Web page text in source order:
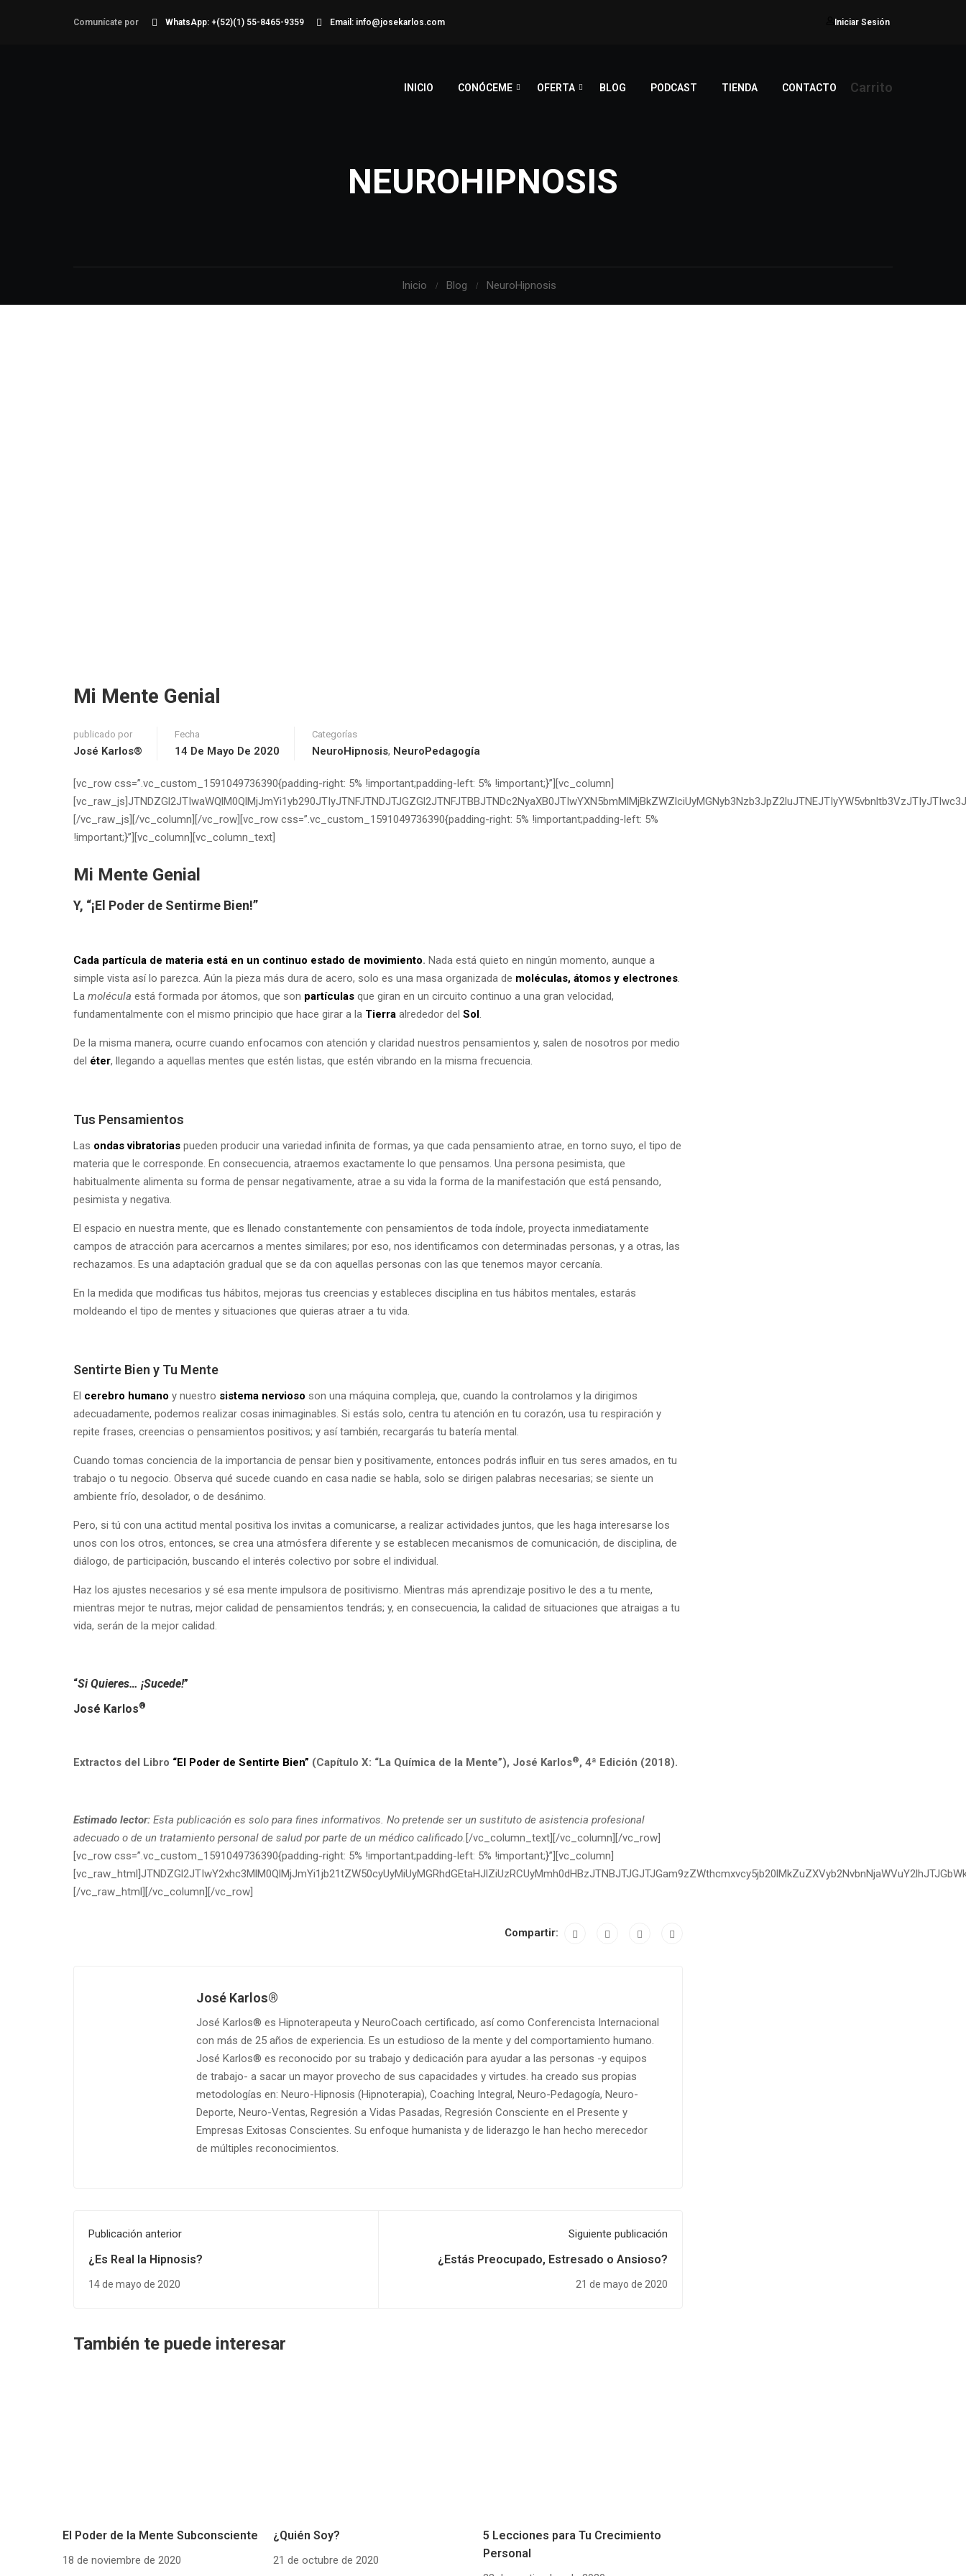
Comunícate por WhatsApp: ‪+(52)(1) 55-8465-9359‬ Email: info@josekarlos.com Iniciar Sesión
INICIO CONÓCEME OFERTA BLOG PODCAST TIENDA CONTACTO Carrito
NEUROHIPNOSIS
Inicio Blog NeuroHipnosis
Mi Mente Genial
publicado por
José Karlos®
Fecha
14 De Mayo De 2020
Categorías
NeuroHipnosis, NeuroPedagogía
[vc_row css=”.vc_custom_1591049736390{padding-right: 5% !important;padding-left: 5% !important;}”][vc_column]
[/vc_raw_js][/vc_column][/vc_row][vc_row css=”.vc_custom_1591049736390{padding-right: 5% !important;padding-left: 5%
!important;}”][vc_column][vc_column_text]
Mi Mente Genial
Y, “¡El Poder de Sentirme Bien!”
Cada partícula de materia está en un continuo estado de movimiento. Nada está quieto en ningún momento, aunque a
simple vista así lo parezca. Aún la pieza más dura de acero, solo es una masa organizada de moléculas, átomos y electrones.
La molécula está formada por átomos, que son partículas que giran en un circuito continuo a una gran velocidad,
fundamentalmente con el mismo principio que hace girar a la Tierra alrededor del Sol .
De la misma manera, ocurre cuando enfocamos con atención y claridad nuestros pensamientos y, salen de nosotros por medio
del éter, llegando a aquellas mentes que estén listas, que estén vibrando en la misma frecuencia.
Tus Pensamientos
Las ondas vibratorias pueden producir una variedad infinita de formas, ya que cada pensamiento atrae, en torno suyo, el tipo de
materia que le corresponde. En consecuencia, atraemos exactamente lo que pensamos. Una persona pesimista, que
habitualmente alimenta su forma de pensar negativamente, atrae a su vida la forma de la manifestación que está pensando,
pesimista y negativa.
El espacio en nuestra mente, que es llenado constantemente con pensamientos de toda índole, proyecta inmediatamente
campos de atracción para acercarnos a mentes similares; por eso, nos identificamos con determinadas personas, y a otras, las
rechazamos. Es una adaptación gradual que se da con aquellas personas con las que tenemos mayor cercanía.
En la medida que modificas tus hábitos, mejoras tus creencias y estableces disciplina en tus hábitos mentales, estarás
moldeando el tipo de mentes y situaciones que quieras atraer a tu vida.
Sentirte Bien y Tu Mente
El cerebro humano y nuestro sistema nervioso son una máquina compleja, que, cuando la controlamos y la dirigimos
adecuadamente, podemos realizar cosas inimaginables. Si estás solo, centra tu atención en tu corazón, usa tu respiración y
repite frases, creencias o pensamientos positivos; y así también, recargarás tu batería mental.
Cuando tomas conciencia de la importancia de pensar bien y positivamente, entonces podrás influir en tus seres amados, en tu
trabajo o tu negocio. Observa qué sucede cuando en casa nadie se habla, solo se dirigen palabras necesarias; se siente un
ambiente frío, desolador, o de desánimo.
Pero, si tú con una actitud mental positiva los invitas a comunicarse, a realizar actividades juntos, que les haga interesarse los
unos con los otros, entonces, se crea una atmósfera diferente y se establecen mecanismos de comunicación, de disciplina, de
diálogo, de participación, buscando el interés colectivo por sobre el individual.
Haz los ajustes necesarios y sé esa mente impulsora de positivismo. Mientras más aprendizaje positivo le des a tu mente,
mientras mejor te nutras, mejor calidad de pensamientos tendrás; y, en consecuencia, la calidad de situaciones que atraigas a tu
vida, serán de la mejor calidad.
“Si Quieres… ¡Sucede!”
José Karlos®
Extractos del Libro “El Poder de Sentirte Bien” (Capítulo X: “La Química de la Mente”), José Karlos®, 4ª Edición (2018).
Estimado lector: Esta publicación es solo para fines informativos. No pretende ser un sustituto de asistencia profesional
adecuado o de un tratamiento personal de salud por parte de un médico calificado. [/vc_column_text][/vc_column][/vc_row]
[vc_row css=”.vc_custom_1591049736390{padding-right: 5% !important;padding-left: 5% !important;}”][vc_column]
[/vc_raw_html][/vc_column][/vc_row]
Compartir:
José Karlos®
José Karlos® es Hipnoterapeuta y NeuroCoach certificado, así como Conferencista Internacional
con más de 25 años de experiencia. Es un estudioso de la mente y del comportamiento humano.
José Karlos® es reconocido por su trabajo y dedicación para ayudar a las personas -y equipos
de trabajo- a sacar un mayor provecho de sus capacidades y virtudes. ha creado sus propias
metodologías en: Neuro-Hipnosis (Hipnoterapia), Coaching Integral, Neuro-Pedagogía, Neuro-
Deporte, Neuro-Ventas, Regresión a Vidas Pasadas, Regresión Consciente en el Presente y
Empresas Exitosas Conscientes. Su enfoque humanista y de liderazgo le han hecho merecedor
de múltiples reconocimientos.
Publicación anterior
¿Es Real la Hipnosis?
14 de mayo de 2020
Siguiente publicación
¿Estás Preocupado, Estresado o Ansioso?
21 de mayo de 2020
También te puede interesar
El Poder de la Mente Subconsciente
18 de noviembre de 2020
¿Quién Soy?
21 de octubre de 2020
5 Lecciones para Tu Crecimiento
Personal